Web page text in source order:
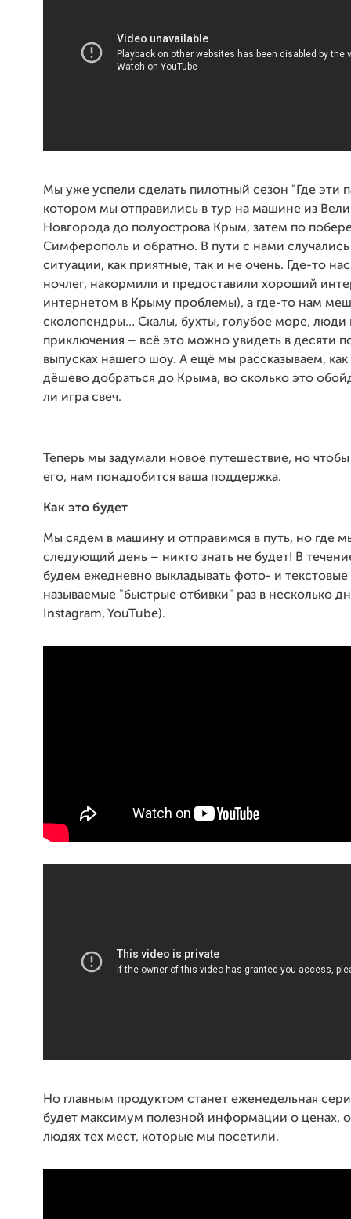
Мы уже успели сделать пилотный сезон "Где эти
котором мы отправились в тур на машине из
Новгорода до полуострова Крым, затем по
Симферополь и обратно. В пути с нами
ситуации, как приятные, так и не очень. Где-то
ночлег, накормили и предоставили хороший
интернетом в Крыму проблемы), а где-то нам
сколопендры… Скалы, бухты, голубое море, люди
приключения – всё это можно увидеть в десяти
выпусках нашего шоу. А ещё мы рассказываем, как
дёшево добраться до Крыма, во сколько это
ли игра свеч.
Теперь мы задумали новое путешествие, но
его, нам понадобится ваша поддержка.
Как это будет
Мы сядем в машину и отправимся в путь, но где
следующий день – никто знать не будет! В
будем ежедневно выкладывать фото- и текстовые
называемые "быстрые отбивки" раз в несколько
Instagram, YouTube).
Но главным продуктом станет еженедельная
будет максимум полезной информации о ценах,
людях тех мест, которые мы посетили.